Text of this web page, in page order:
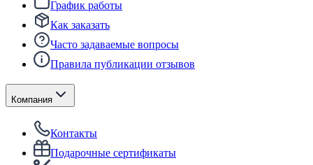
График работы
Как заказать
Часто задаваемые вопросы
Правила публикации отзывов
Компания
Контакты
Подарочные сертификаты